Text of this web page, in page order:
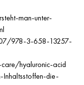
man-unter-
978-3-658-13257-
hyaluronic-acid
die-